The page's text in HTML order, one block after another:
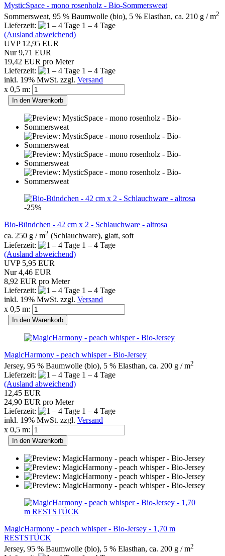
MysticSpace - mono rosenholz - Bio-Sommersweat
Sommersweat, 95 % Baumwolle (bio), 5 % Elasthan, ca. 210 g / m2
Lieferzeit:
1 – 4 Tage
(Ausland abweichend)
UVP 12,95 EUR
Nur 9,71 EUR
19,42 EUR pro Meter
Lieferzeit:
1 – 4 Tage
inkl. 19% MwSt. zzgl. Versand
x 0,5 m:
In den Warenkorb
-25%
Bio-Bündchen - 42 cm x 2 - Schlauchware - altrosa
ca. 250 g / m2 (Schlauchware), glatt, soft
Lieferzeit:
1 – 4 Tage
(Ausland abweichend)
UVP 5,95 EUR
Nur 4,46 EUR
8,92 EUR pro Meter
Lieferzeit:
1 – 4 Tage
inkl. 19% MwSt. zzgl. Versand
x 0,5 m:
In den Warenkorb
MagicHarmony - peach whisper - Bio-Jersey
Jersey, 95 % Baumwolle (bio), 5 % Elasthan, ca. 200 g / m2
Lieferzeit:
1 – 4 Tage
(Ausland abweichend)
12,45 EUR
24,90 EUR pro Meter
Lieferzeit:
1 – 4 Tage
inkl. 19% MwSt. zzgl. Versand
x 0,5 m:
In den Warenkorb
MagicHarmony - peach whisper - Bio-Jersey - 1,70 m
RESTSTÜCK
Jersey, 95 % Baumwolle (bio), 5 % Elasthan, ca. 200 g / m2